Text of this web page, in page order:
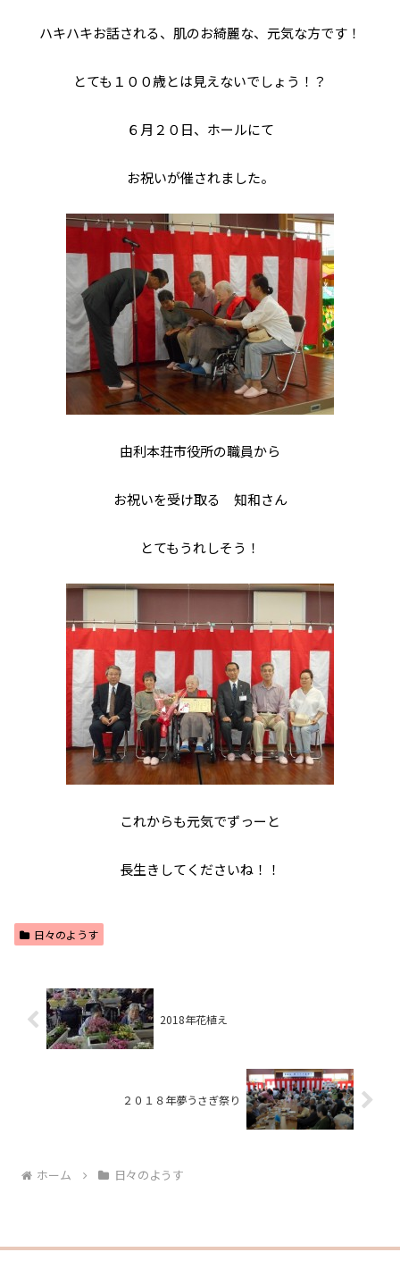
ハキハキお話される、肌のお綺麗な、元気な方です！
とても１００歳とは見えないでしょう！？
６月２０日、ホールにて
お祝いが催されました。
由利本荘市役所の職員から
お祝いを受け取る 知和さん
とてもうれしそう！
これからも元気でずっーと
長生きしてくださいね！！
日々のようす
2018年花植え
２０１８年夢うさぎ祭り
ホーム 日々のようす